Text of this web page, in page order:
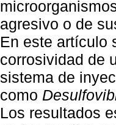
agresivo o de
En este artículo
corrosividad de
sistema de
como
Los resultados